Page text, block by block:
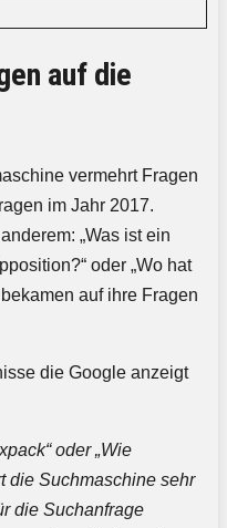
auf die
vermehrt Fragen
im Jahr 2017.
„Was ist ein
oder „Wo hat
auf ihre Fragen
die Google anzeigt
oder „Wie
die Suchmaschine sehr
die Suchanfrage